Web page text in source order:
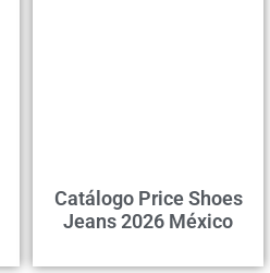
Catálogo Price Shoes
Jeans 2026 México